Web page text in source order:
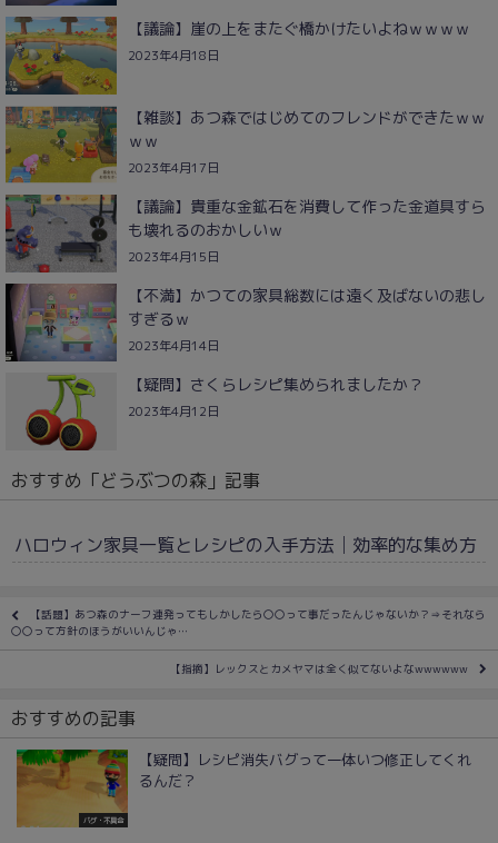
【議論】崖の上をまたぐ橋かけたいよねｗｗｗｗ
2023年4月18日
【雑談】あつ森ではじめてのフレンドができたｗｗ
ｗｗ
2023年4月17日
【議論】貴重な金鉱石を消費して作った金道具すら
も壊れるのおかしいｗ
2023年4月15日
【不満】かつての家具総数には遠く及ばないの悲し
すぎるｗ
2023年4月14日
【疑問】さくらレシピ集められましたか？
2023年4月12日
おすすめ「どうぶつの森」記事
ハロウィン家具一覧とレシピの入手方法│効率的な集め方
【話題】あつ森のナーフ連発ってもしかしたら〇〇って事だったんじゃないか？⇒それなら
〇〇って方針のほうがいいんじゃ…
【指摘】レックスとカメヤマは全く似てないよなwwwwww
おすすめの記事
バグ・不具合
【疑問】レシピ消失バグって一体いつ修正してくれ
るんだ？